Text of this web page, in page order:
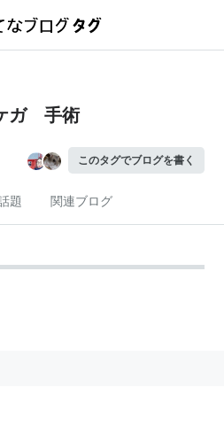
ガ 手術
このタグでブログを書く
題 関連ブログ